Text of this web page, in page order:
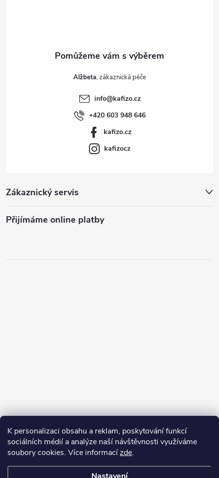
K personalizaci obsahu a reklam, poskytování funkcí
sociálních médií a analýze naší návštěvnosti využíváme
soubory cookies. Více informacízde.
Zákaznický servis
Přijímáme online platby
Alžbeta
info@kafizo.cz
+420 603 948 646
kafizo.cz
kafizocz